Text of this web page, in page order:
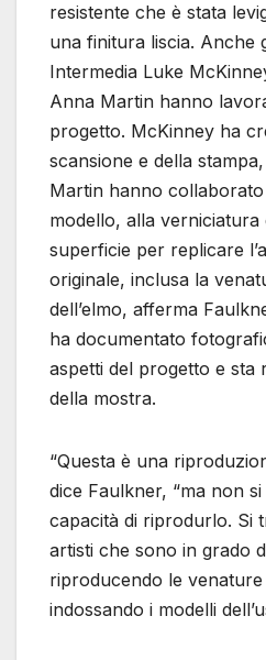
resistente che è stata
una finitura liscia. Anche
Intermedia Luke
Anna Martin hanno
progetto. McKinney ha
scansione e della
Martin hanno
modello, alla
superficie per replicare
originale, inclusa la
dell’elmo, afferma
ha documentato
aspetti del progetto e sta
della mostra.
“Questa è una
dice Faulkner, “ma non
capacità di riprodurlo. Si
artisti che sono in grado
riproducendo le
indossando i modelli